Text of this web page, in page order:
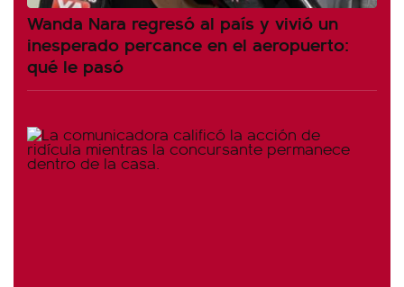
Wanda Nara regresó al país y vivió un
inesperado percance en el aeropuerto:
qué le pasó